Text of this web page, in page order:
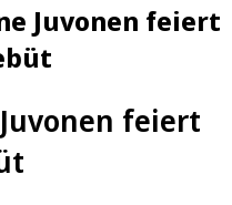
Juvonen feiert
feiert